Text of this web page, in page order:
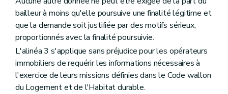
bailleur à moins qu'elle poursuive une finalité légitime et
que la demande soit justifiée par des motifs sérieux,
proportionnés avec la finalité poursuivie.
L'alinéa 3 s'applique sans préjudice pour les opérateurs
immobiliers de requérir les informations nécessaires à
l'exercice de leurs missions définies dans le Code wallon
du Logement et de l'Habitat durable.